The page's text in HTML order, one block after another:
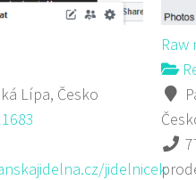
Lípa, Česko
jidelnicek
Raw